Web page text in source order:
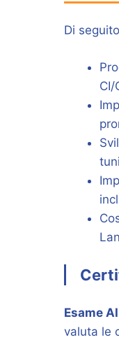
Di
CI/
Esame
valuta le